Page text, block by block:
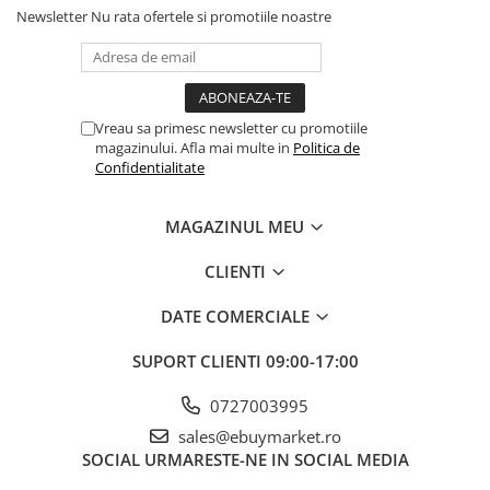
Funcționare pe Baterii:Mobilitate crescuta datorita
alimentarii pe baterii, fara cabluri care sa încurce joaca.
Imiteaza aspectul și funcționalitatea unui
fierastrau electric real, oferind copiilor o experiența realista de
meșteșugarit.
buton de pornire sigur, pentru a preveni orice accident în
Beneficii pentru Dezvoltare:
Ajuta la dezvoltarea coordonarii mâna-ochi
și a dexteritații fine.
Newsletter Nu rata ofertele si promotiile noastre
Vreau sa primesc newsletter cu promotiile
magazinului. Afla mai multe in Politica de
Confidentialitate
MAGAZINUL MEU
CLIENTI
DATE COMERCIALE
SUPORT CLIENTI 09:00-17:00
0727003995
sales@ebuymarket.ro
SOCIAL URMARESTE-NE IN SOCIAL MEDIA